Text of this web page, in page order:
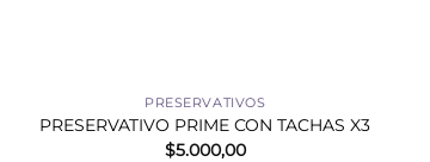
PRESERVATIVOS
PRESERVATIVO PRIME CON TACHAS X3
$5.000,00